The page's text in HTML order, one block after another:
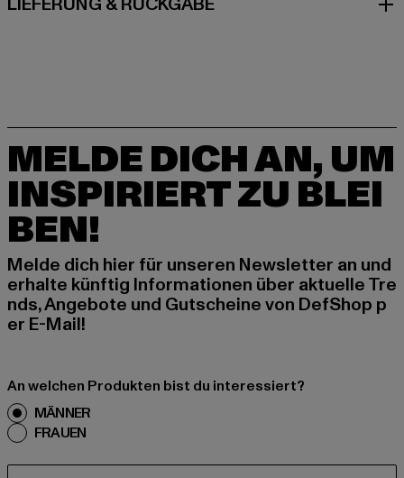
MELDE DICH AN, UM
INSPIRIERT ZU BLEI
BEN!
Melde dich hier für unseren Newsletter an und
erhalte künftig Informationen über aktuelle Tre
nds, Angebote und Gutscheine von DefShop p
er E-Mail!
An welchen Produkten bist du interessiert?
MÄNNER
FRAUEN